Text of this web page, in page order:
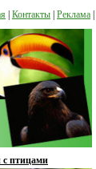
Контакты Реклама
птицами